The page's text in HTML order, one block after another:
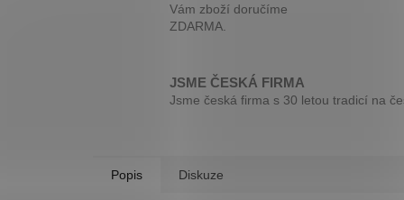
Vám zboží doručíme
ZDARMA.
JSME ČESKÁ FIRMA
Jsme česká firma s 30 letou tradicí na
Popis Diskuze